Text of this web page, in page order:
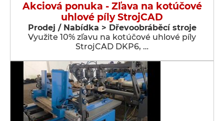
Akciová ponuka - Zľava na kotúčové
uhlové píly StrojCAD
Prodej / Nabídka > Dřevoobráběcí stroje
Využite 10% zľavu na kotúčové uhlové píly
StrojCAD DKP6, …